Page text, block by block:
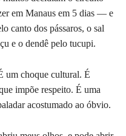
em Manaus em 5 dias — e
canto dos pássaros, o sal
e o dendê pelo tucupi.
um choque cultural. É
impõe respeito. É uma
acostumado ao óbvio.